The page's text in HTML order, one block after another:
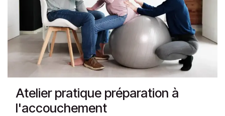
Atelier pratique préparation à
l'accouchement